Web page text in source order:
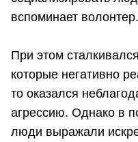
вспоминает волонтер.
При этом
которые негативно
то оказался
агрессию. Однако в
люди выражали